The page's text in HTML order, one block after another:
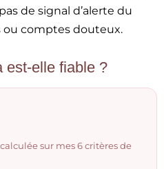
de signal d’alerte du
comptes douteux.
est-elle fiable ?
sur mes 6 critères de